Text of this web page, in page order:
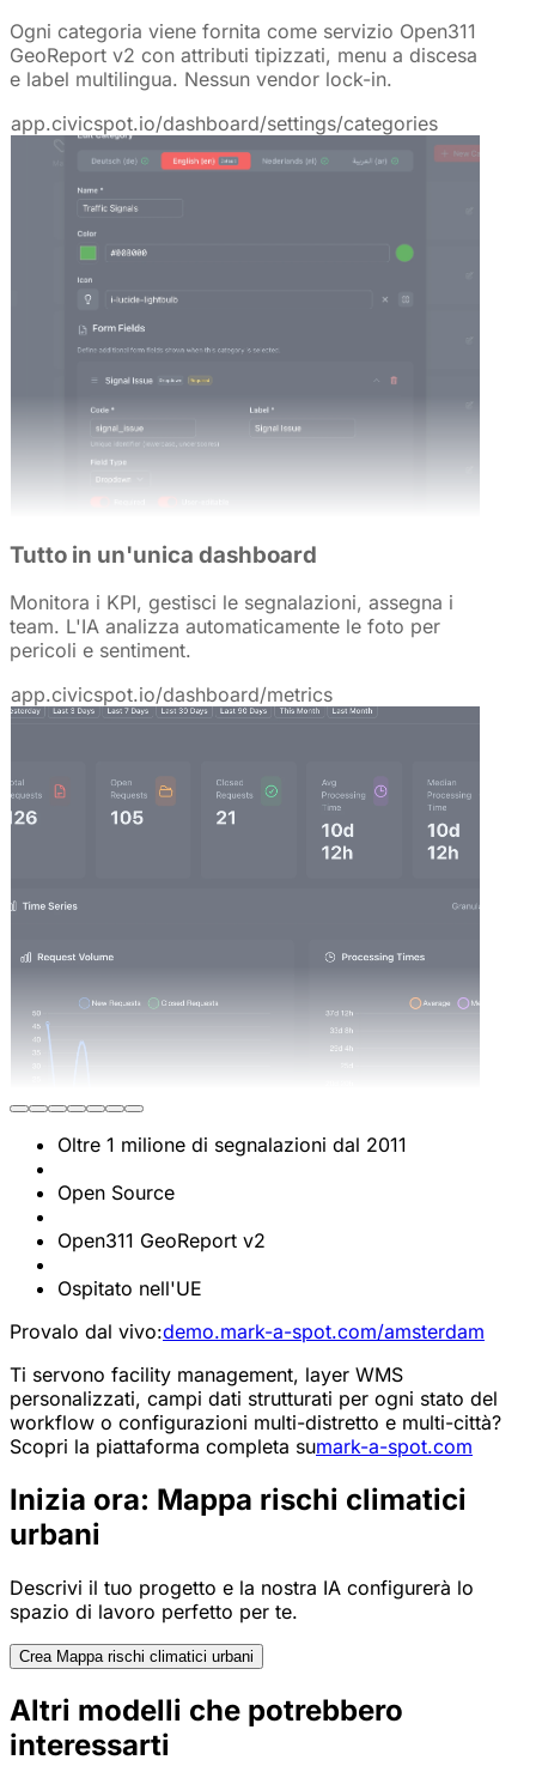
Ogni categoria viene fornita come servizio Open311
GeoReport v2 con attributi tipizzati, menu a discesa
e label multilingua. Nessun vendor lock-in.
app.civicspot.io/dashboard/settings/categories
Tutto in un'unica dashboard
Monitora i KPI, gestisci le segnalazioni, assegna i
team. L'IA analizza automaticamente le foto per
pericoli e sentiment.
app.civicspot.io/dashboard/metrics
Oltre 1 milione di segnalazioni dal 2011
Open Source
Open311 GeoReport v2
Ospitato nell'UE
Provalo dal vivo:demo.mark-a-spot.com/amsterdam
Ti servono facility management, layer WMS
personalizzati, campi dati strutturati per ogni stato del
workflow o configurazioni multi-distretto e multi-città?
Scopri la piattaforma completa sumark-a-spot.com
Inizia ora: Mappa rischi climatici
urbani
Descrivi il tuo progetto e la nostra IA configurerà lo
spazio di lavoro perfetto per te.
Crea Mappa rischi climatici urbani
Altri modelli che potrebbero
interessarti